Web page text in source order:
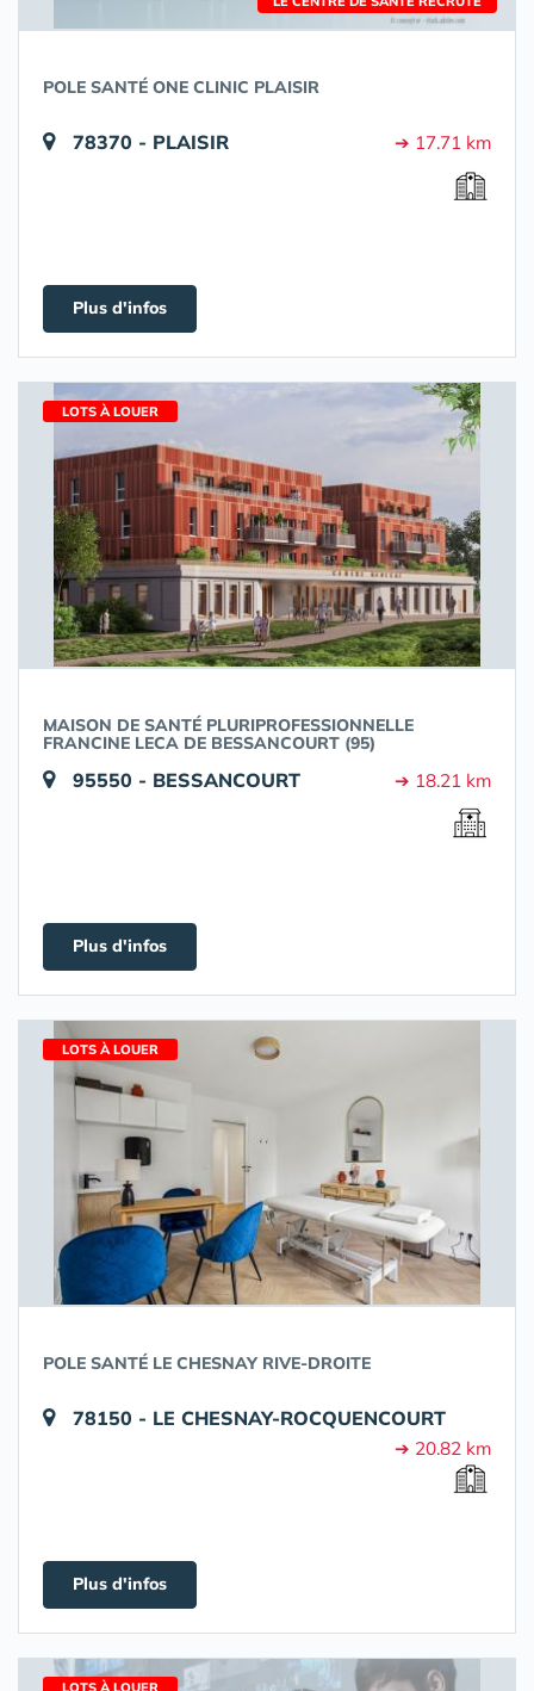
POLE SANTÉ ONE CLINIC PLAISIR
78370 - PLAISIR ➔ 17.71 km
Plus d'infos
LOTS À LOUER
MAISON DE SANTÉ PLURIPROFESSIONNELLE
FRANCINE LECA DE BESSANCOURT (95)
95550 - BESSANCOURT ➔ 18.21 km
Plus d'infos
LOTS À LOUER
POLE SANTÉ LE CHESNAY RIVE-DROITE
78150 - LE CHESNAY-ROCQUENCOURT
➔ 20.82 km
Plus d'infos
LOTS À LOUER